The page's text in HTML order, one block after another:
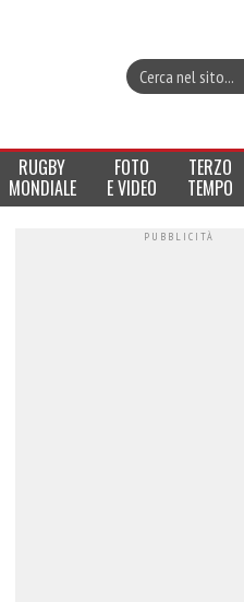
RUGBY
MONDIALE
FOTO
E VIDEO
TERZO
TEMPO